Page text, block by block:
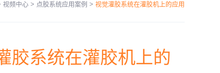
视频中心 > 点胶系统应用案例 > 视觉灌胶系统在灌胶机上的应用
胶系统在灌胶机上的